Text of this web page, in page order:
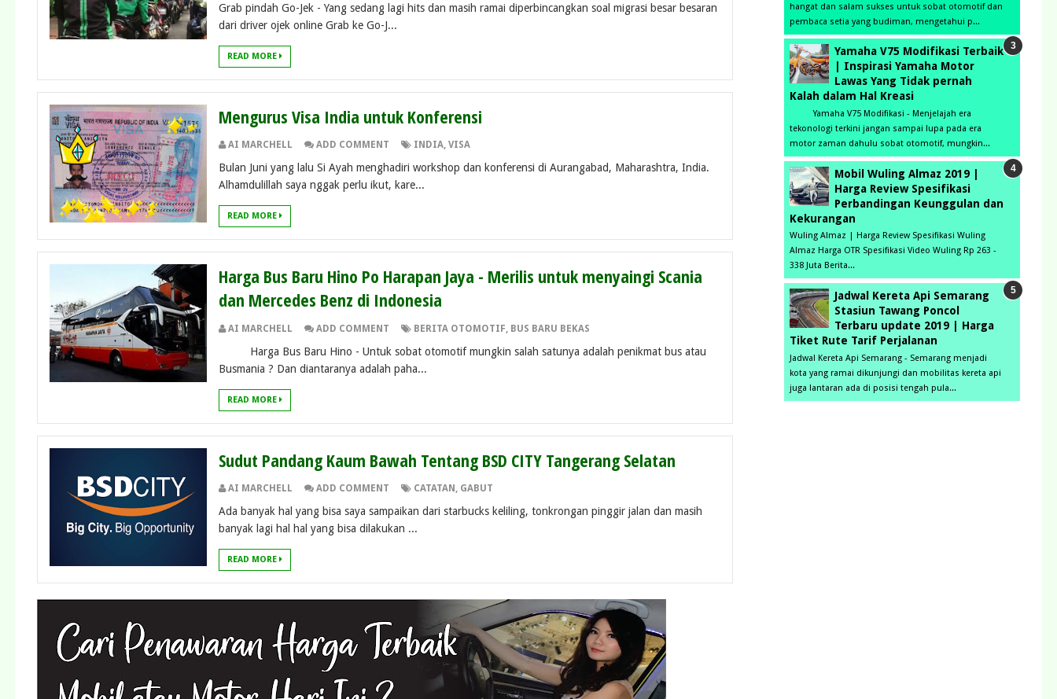
Grab pindah Go-Jek - Yang sedang lagi hits dan masih ramai diperbincangkan soal migrasi besar besaran
dari driver ojek online Grab ke Go-J...
READ MORE
Mengurus Visa India untuk Konferensi
AI MARCHELL ADD COMMENT INDIA, VISA
Bulan Juni yang lalu Si Ayah menghadiri workshop dan konferensi di Aurangabad, Maharashtra, India.
Alhamdulillah saya nggak perlu ikut, kare...
READ MORE
Harga Bus Baru Hino Po Harapan Jaya - Merilis untuk menyaingi Scania
dan Mercedes Benz di Indonesia
AI MARCHELL ADD COMMENT BERITA OTOMOTIF BUS BARU BEKAS
Harga Bus Baru Hino - Untuk sobat otomotif mungkin salah satunya adalah penikmat bus atau
Busmania ? Dan diantaranya adalah paha...
READ MORE
Sudut Pandang Kaum Bawah Tentang BSD CITY Tangerang Selatan
AI MARCHELL ADD COMMENT CATATAN GABUT
Ada banyak hal yang bisa saya sampaikan dari starbucks keliling, tonkrongan pinggir jalan dan masih
banyak lagi hal hal yang bisa dilakukan ...
READ MORE
hangat dan salam sukses untuk sobat otomotif dan
pembaca setia yang budiman, mengetahui p...
Yamaha V75 Modifikasi Terbaik
| Inspirasi Yamaha Motor
Lawas Yang Tidak pernah
Kalah dalam Hal Kreasi
Yamaha V75 Modifikasi - Menjelajah era
tekonologi terkini jangan sampai lupa pada era
motor zaman dahulu sobat otomotif, mungkin...
Mobil Wuling Almaz 2019 |
Harga Review Spesifikasi
Perbandingan Keunggulan dan
Kekurangan
Wuling Almaz | Harga Review Spesifikasi Wuling
Almaz Harga OTR Spesifikasi Video Wuling Rp 263 -
338 Juta Berita...
Jadwal Kereta Api Semarang
Stasiun Tawang Poncol
Terbaru update 2019 | Harga
Tiket Rute Tarif Perjalanan
Jadwal Kereta Api Semarang - Semarang menjadi
kota yang ramai dikunjungi dan mobilitas kereta api
juga lantaran ada di posisi tengah pula...